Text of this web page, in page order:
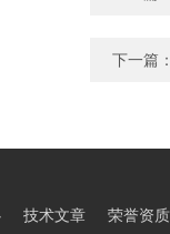
下一篇
技术文章 荣誉资质